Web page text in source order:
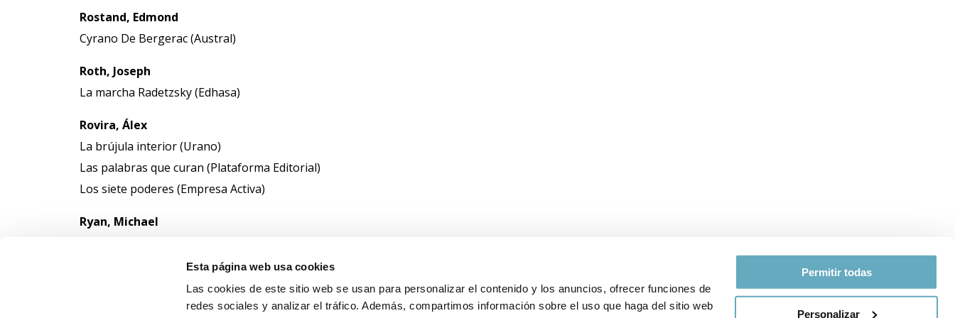
Esta página web usa cookies
Las cookies de este sitio web se usan para personalizar el contenido y los anuncios, ofrecer funciones de
redes sociales y analizar el tráfico. Además, compartimos información sobre el uso que haga del sitio web
Permitir todas
Personalizar
Rostand, Edmond
Cyrano De Bergerac (Austral)
Roth, Joseph
La marcha Radetzsky (Edhasa)
Rovira, Álex
La brújula interior (Urano)
Las palabras que curan (Plataforma Editorial)
Los siete poderes (Empresa Activa)
Ryan, Michael